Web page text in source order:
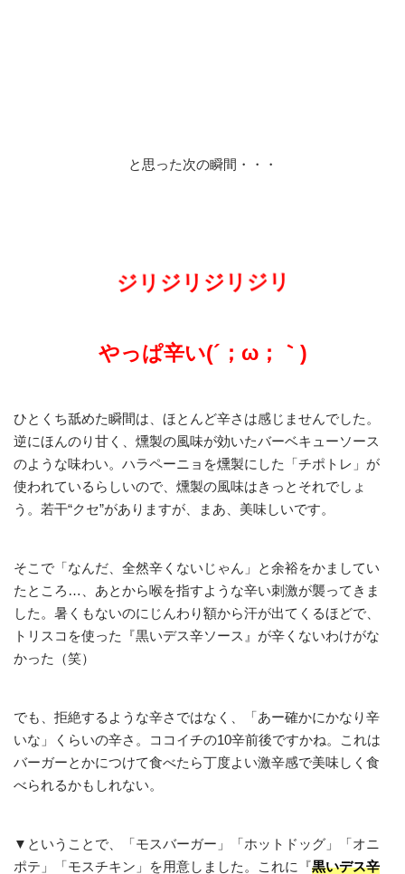
と思った次の瞬間・・・
ジリジリジリジリ
やっぱ辛い(´；ω；｀)
ひとくち舐めた瞬間は、ほとんど辛さは感じませんでした。
逆にほんのり甘く、燻製の風味が効いたバーベキューソース
のような味わい。ハラペーニョを燻製にした「チポトレ」が
使われているらしいので、燻製の風味はきっとそれでしょ
う。若干“クセ”がありますが、まあ、美味しいです。
そこで「なんだ、全然辛くないじゃん」と余裕をかましてい
たところ…、あとから喉を指すような辛い刺激が襲ってきま
した。暑くもないのにじんわり額から汗が出てくるほどで、
トリスコを使った『黒いデス辛ソース』が辛くないわけがな
かった（笑）
でも、拒絶するような辛さではなく、「あー確かにかなり辛
いな」くらいの辛さ。ココイチの10辛前後ですかね。これは
バーガーとかにつけて食べたら丁度よい激辛感で美味しく食
べられるかもしれない。
▼ということで、「モスバーガー」「ホットドッグ」「オニ
ポテ」「モスチキン」を用意しました。これに『黒いデス辛